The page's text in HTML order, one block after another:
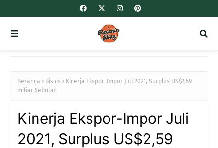
Beranda Bisnis
Kinerja Ekspor-Impor Juli 2021, Surplus US$2,59
miliar Sebulan
Kinerja Ekspor-Impor Juli
2021, Surplus US$2,59